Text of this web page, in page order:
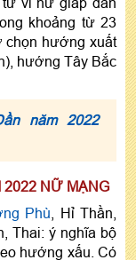
khoảng từ 23
chọn hướng xuất
hướng Tây Bắc
năm 2022
2022 NỮ MẠNG
Phù , Hỉ Thần,
Thai: ý nghĩa bộ
hướng xấu. Có